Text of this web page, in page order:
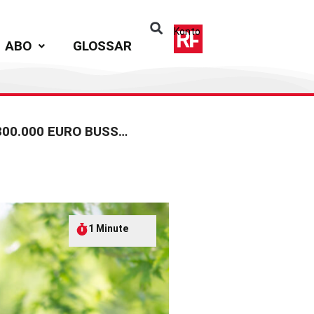
ABO GLOSSAR
Konto
HONGKONG-NIEDERLASSUNG DER COMMERZBANK MUSS FAST 800.000 EURO BUSSGELD ZAHLEN
1 Minute